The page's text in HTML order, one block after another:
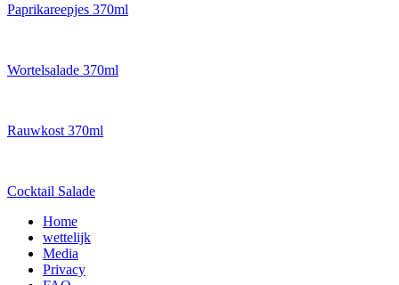
Paprikareepjes 370ml
Wortelsalade 370ml
Rauwkost 370ml
Cocktail Salade
Home
wettelijk
Media
Privacy